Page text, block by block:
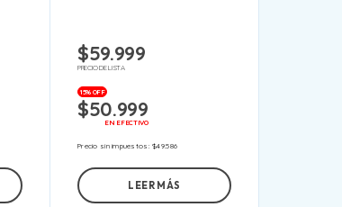
$59.999
PRECIO DE LISTA
15% OFF
$50.999
EN EFECTIVO
Precio sin impuestos:$49.586
LEER MÁS